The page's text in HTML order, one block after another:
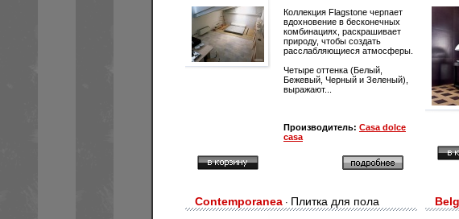
Коллекция Flagstone черпает
вдохновение в бесконечных
комбинациях, раскрашивает
природу, чтобы создать
расслабляющиеся атмосферы.
Четыре оттенка (Белый,
Бежевый, Черный и Зеленый),
выражают...
Производитель: Casa dolce
casa
Contemporanea · Плитка для пола